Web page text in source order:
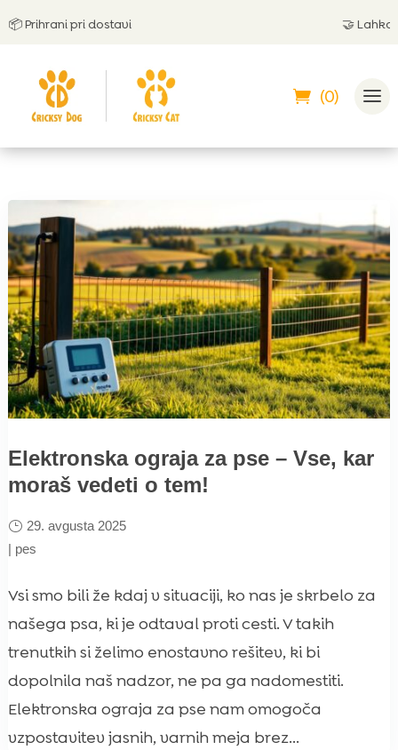
pri dostavi Lahko
(0)
Elektronska ograja za pse – Vse, kar
moraš vedeti o tem!
29. avgusta 2025
| pes
Vsi smo bili že kdaj v situaciji, ko nas je skrbelo za
našega psa, ki je odtaval proti cesti. V takih
trenutkih si želimo enostavno rešitev, ki bi
dopolnila naš nadzor, ne pa ga nadomestiti.
Elektronska ograja za pse nam omogoča
vzpostavitev jasnih, varnih meja brez...